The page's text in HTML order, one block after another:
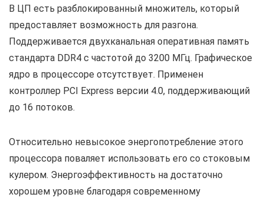
В ЦП есть разблокированный множитель, который
предоставляет возможность для разгона.
Поддерживается двухканальная оперативная память
стандарта DDR4 с частотой до 3200 МГц. Графическое
ядро в процессоре отсутствует. Применен
контроллер PCI Express версии 4.0, поддерживающий
до 16 потоков.
Относительно невысокое энергопотребление этого
процессора поваляет использовать его со стоковым
кулером. Энергоэффективность на достаточно
хорошем уровне благодаря современному